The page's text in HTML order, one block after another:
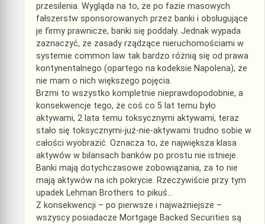
przesilenia. Wygląda na to, że po fazie masowych
fałszerstw sponsorowanych przez banki i obsługujące
je firmy prawnicze, banki się poddały. Jednak wypada
zaznaczyć, że zasady rządzące nieruchomościami w
systemie common law tak bardzo różnią się od prawa
kontynentalnego (opartego na kodeksie Napolena), że
nie mam o nich większego pojęcia.
Brzmi to wszystko kompletnie nieprawdopodobnie, a
konsekwencje tego, że coś co 5 lat temu było
aktywami, 2 lata temu toksycznymi aktywami, teraz
stało się toksycznymi-już-nie-aktywami trudno sobie w
całości wyobrazić. Oznacza to, że największa klasa
aktywów w bilansach banków po prostu nie istnieje.
Banki mają dotychczasowe zobowiązania, za to nie
mają aktywów na ich pokrycie. Rzeczywiście przy tym
upadek Lehman Brothers to pikuś…
Z konsekwencji – po pierwsze i najważniejsze –
wszyscy posiadacze Mortgage Backed Securities są